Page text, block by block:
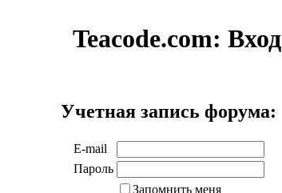
Teacode.com: Вход
Учетная запись форума:
E-mail
Пароль
Запомнить меня